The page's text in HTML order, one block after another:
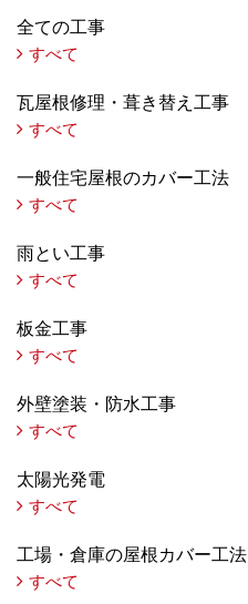
全ての工事
すべて
瓦屋根修理・葺き替え工事
すべて
一般住宅屋根のカバー工法
すべて
雨とい工事
すべて
板金工事
すべて
外壁塗装・防水工事
すべて
太陽光発電
すべて
工場・倉庫の屋根カバー工法
すべて